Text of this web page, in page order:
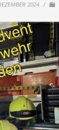
2024 /